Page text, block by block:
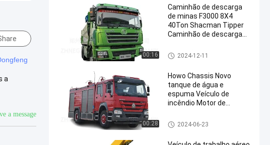
a
a message
00:16
Caminhão de descarga
de minas F3000 8X4
40Ton Shacman Tipper
Caminhão de descarga
Caminhão basculante de SHA
CMAN
2024-12-11
00:28
Howo Chassis Novo
tanque de água e
espuma Veículo de
incêndio Motor de
combate a incêndio Para
venda
carro de bombeiros
2024-06-23